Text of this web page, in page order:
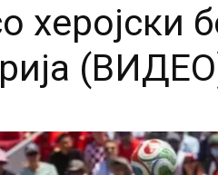
херојски